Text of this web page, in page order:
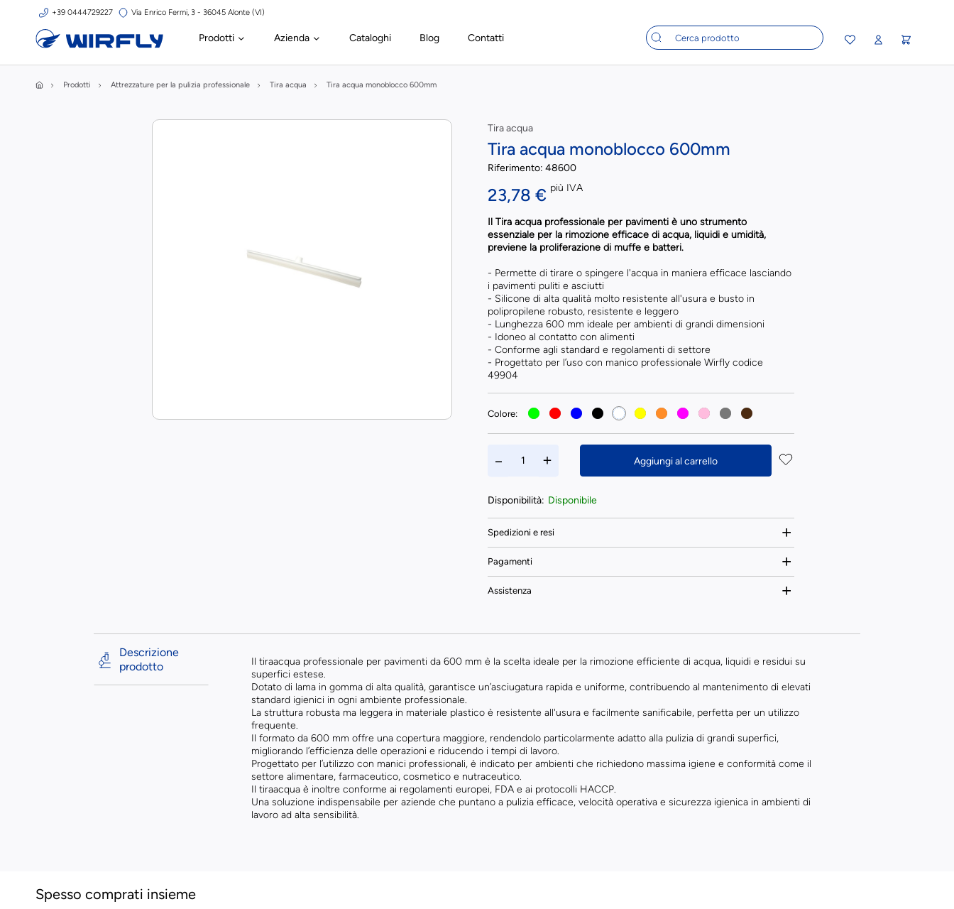
+39 0444729227 Via Enrico Fermi, 3 - 36045 Alonte (VI)
Prodotti Azienda Cataloghi Blog Contatti
Prodotti Attrezzature per la pulizia professionale Tira acqua Tira acqua monoblocco 600mm
Tira acqua
Tira acqua monoblocco 600mm
Riferimento: 48600
23,78 € più IVA
Il Tira acqua professionale per pavimenti è uno strumento
essenziale per la rimozione efficace di acqua, liquidi e umidità,
previene la proliferazione di muffe e batteri.
- Permette di tirare o spingere l'acqua in maniera efficace lasciando
i pavimenti puliti e asciutti
- Silicone di alta qualità molto resistente all'usura e busto in
polipropilene robusto, resistente e leggero
- Lunghezza 600 mm ideale per ambienti di grandi dimensioni
- Idoneo al contatto con alimenti
- Conforme agli standard e regolamenti di settore
- Progettato per l’uso con manico professionale Wirfly codice
49904
Colore:
Aggiungi al carrello
Disponibilità: Disponibile
Spedizioni e resi
Pagamenti
Assistenza
Descrizione
prodotto
Il tiraacqua professionale per pavimenti da 600 mm è la scelta ideale per la rimozione efficiente di acqua, liquidi e residui su
superfici estese.
Dotato di lama in gomma di alta qualità, garantisce un’asciugatura rapida e uniforme, contribuendo al mantenimento di elevati
standard igienici in ogni ambiente professionale.
La struttura robusta ma leggera in materiale plastico è resistente all'usura e facilmente sanificabile, perfetta per un utilizzo
frequente.
Il formato da 600 mm offre una copertura maggiore, rendendolo particolarmente adatto alla pulizia di grandi superfici,
migliorando l’efficienza delle operazioni e riducendo i tempi di lavoro.
Progettato per l’utilizzo con manici professionali, è indicato per ambienti che richiedono massima igiene e conformità come il
settore alimentare, farmaceutico, cosmetico e nutraceutico.
Il tiraacqua è inoltre conforme ai regolamenti europei, FDA e ai protocolli HACCP.
Una soluzione indispensabile per aziende che puntano a pulizia efficace, velocità operativa e sicurezza igienica in ambienti di
lavoro ad alta sensibilità.
Spesso comprati insieme